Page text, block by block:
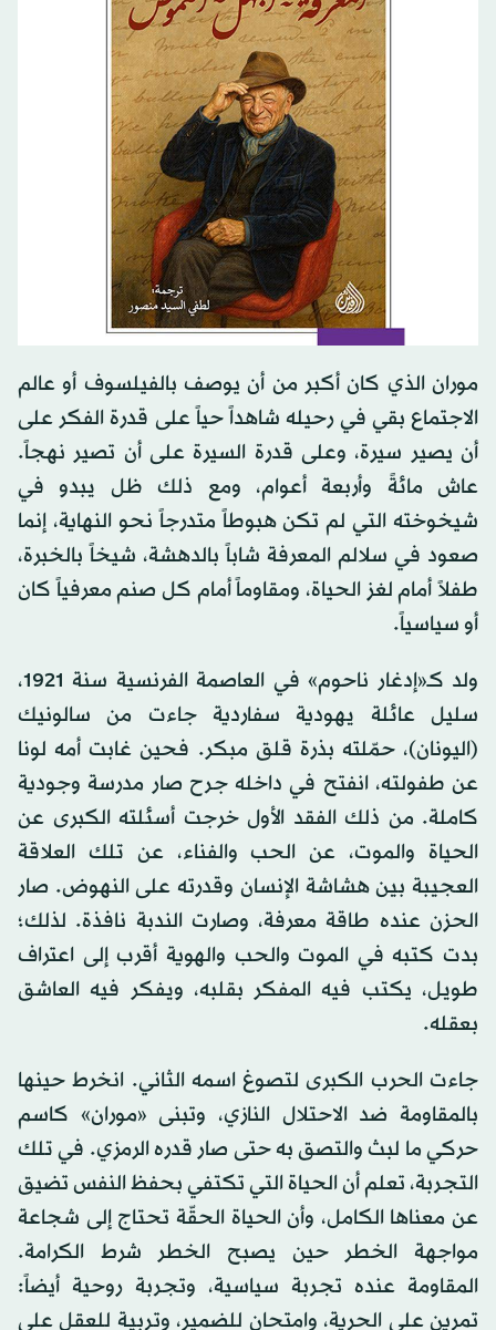
موران الذي كان أكبر من أن يوصف بالفيلسوف أو عالم
الاجتماع بقي في رحيله شاهداً حياً على قدرة الفكر على
أن يصير سيرة، وعلى قدرة السيرة على أن تصير نهجاً.
عاش مائةً وأربعة أعوام، ومع ذلك ظل يبدو في
شيخوخته التي لم تكن هبوطاً متدرجاً نحو النهاية، إنما
صعود في سلالم المعرفة شاباً بالدهشة، شيخاً بالخبرة،
طفلاً أمام لغز الحياة، ومقاوماً أمام كل صنم معرفياً كان
أو سياسياً.
ولد كـ«إدغار ناحوم» في العاصمة الفرنسية سنة 1921،
سليل عائلة يهودية سفاردية جاءت من سالونيك
(اليونان)، حمّلته بذرة قلق مبكر. فحين غابت أمه لونا
عن طفولته، انفتح في داخله جرح صار مدرسة وجودية
كاملة. من ذلك الفقد الأول خرجت أسئلته الكبرى عن
الحياة والموت، عن الحب والفناء، عن تلك العلاقة
العجيبة بين هشاشة الإنسان وقدرته على النهوض. صار
الحزن عنده طاقة معرفة، وصارت الندبة نافذة. لذلك؛
بدت كتبه في الموت والحب والهوية أقرب إلى اعتراف
طويل، يكتب فيه المفكر بقلبه، ويفكر فيه العاشق
بعقله.
جاءت الحرب الكبرى لتصوغ اسمه الثاني. انخرط حينها
بالمقاومة ضد الاحتلال النازي، وتبنى «موران» كاسم
حركي ما لبث والتصق به حتى صار قدره الرمزي. في تلك
التجربة، تعلم أن الحياة التي تكتفي بحفظ النفس تضيق
عن معناها الكامل، وأن الحياة الحقّة تحتاج إلى شجاعة
مواجهة الخطر حين يصبح الخطر شرط الكرامة.
المقاومة عنده تجربة سياسية، وتجربة روحية أيضاً:
تمرين على الحرية، وامتحان للضمير، وتربية للعقل على